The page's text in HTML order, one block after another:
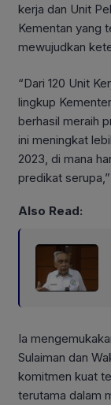
kerja dan Unit
Kementan yang
mewujudkan
“Dari 120 Unit
lingkup
berhasil meraih
ini meningkat
2023, di mana
predikat
Also Read:
Ia
Sulaiman dan
komitmen kuat
terutama dalam